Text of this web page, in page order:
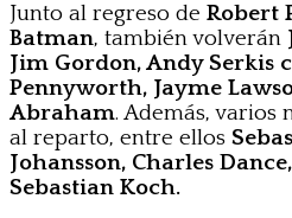
Junto al regreso de Robert
Batman, también volverán
Jim Gordon, Andy Serkis
Pennyworth, Jayme
Abraham. Además, varios
al reparto, entre ellos
Johansson, Charles
Sebastian Koch.